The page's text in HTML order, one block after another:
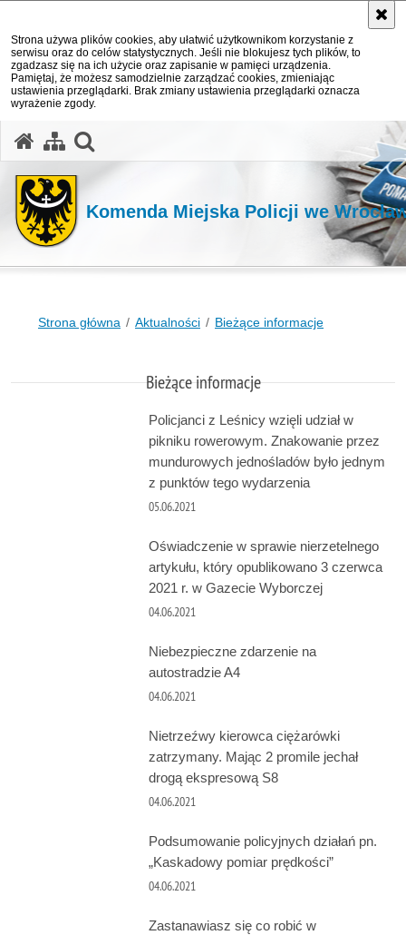
Strona używa plików cookies, aby ułatwić użytkownikom korzystanie z
serwisu oraz do celów statystycznych. Jeśli nie blokujesz tych plików, to
zgadzasz się na ich użycie oraz zapisanie w pamięci urządzenia.
Pamiętaj, że możesz samodzielnie zarządzać cookies, zmieniając
ustawienia przeglądarki. Brak zmiany ustawienia przeglądarki oznacza
wyrażenie zgody.
Komenda Miejska Policji we
Strona główna Aktualności Bieżące informacje
Bieżące informacje
Policjanci z Leśnicy wzięli udział w
pikniku rowerowym. Znakowanie przez
mundurowych jednośladów było jednym
z punktów tego wydarzenia
05.06.2021
Oświadczenie w sprawie nierzetelnego
artykułu, który opublikowano 3 czerwca
2021 r. w Gazecie Wyborczej
04.06.2021
Niebezpieczne zdarzenie na
autostradzie A4
04.06.2021
Nietrzeźwy kierowca ciężarówki
zatrzymany. Mając 2 promile jechał
drogą ekspresową S8
04.06.2021
Podsumowanie policyjnych działań pn.
„Kaskadowy pomiar prędkości”
04.06.2021
Zastanawiasz się co robić w